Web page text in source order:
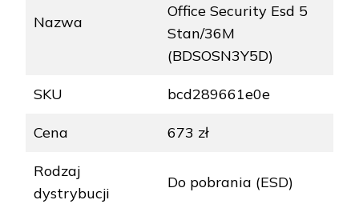
Nazwa
Office Security Esd 5
Stan/36M
(BDSOSN3Y5D)
SKU bcd289661e0e
Cena 673 zł
Rodzaj
dystrybucji
Do pobrania (ESD)